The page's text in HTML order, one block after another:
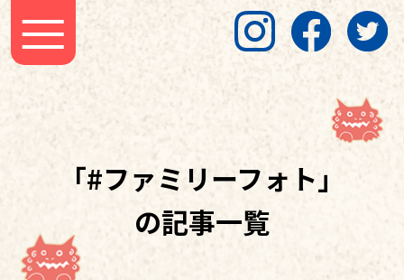
「#ファミリーフォト」
の記事一覧